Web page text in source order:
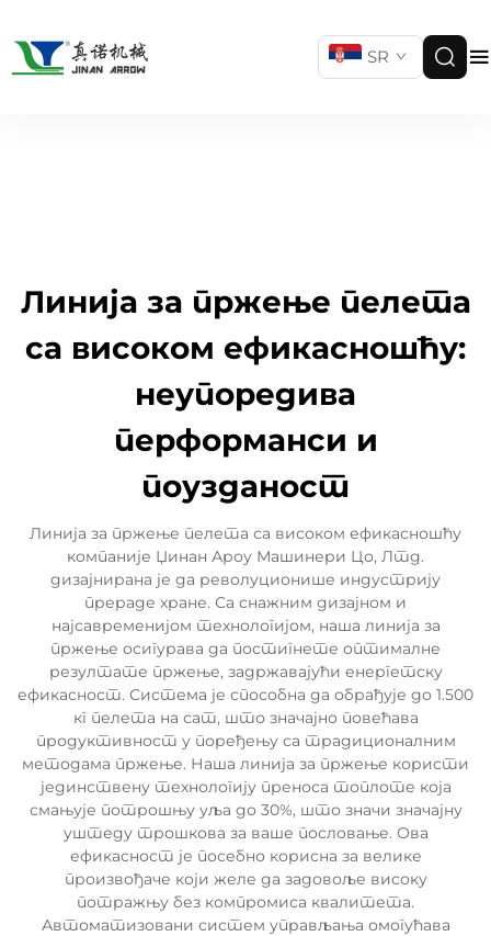
SR
Линија за пржење пелета
са високом ефикасношћу:
неупоредива
перформанси и
поузданост
Линија за пржење пелета са високом ефикасношћу
компаније Џинан Ароу Машинери Цо, Лтд.
дизајнирана је да револуционише индустрију
прераде хране. Са снажним дизајном и
најсавременијом технологијом, наша линија за
пржење осигурава да постигнете оптималне
резултате пржење, задржавајући енергетску
ефикасност. Система је способна да обрађује до 1.500
кг пелета на сат, што значајно повећава
продуктивност у поређењу са традиционалним
методама пржење. Наша линија за пржење користи
јединствену технологију преноса топлоте која
смањује потрошњу уља до 30%, што значи значајну
уштеду трошкова за ваше пословање. Ова
ефикасност је посебно корисна за велике
произвођаче који желе да задовоље високу
потражњу без компромиса квалитета.
Автоматизовани систем управљања омогућава